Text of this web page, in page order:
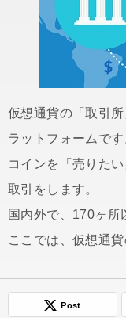
仮想通貨の「取引
ラットフォームです
コインを「売りた
取引をします。
国内外で、170ヶ所
ここでは、仮想通
Post